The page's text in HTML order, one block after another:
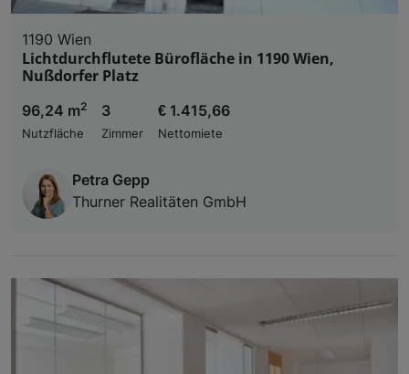
1190 Wien
Lichtdurchflutete Bürofläche in 1190 Wien,
Nußdorfer Platz
96,24 m2
Nutzfläche
3
Zimmer
€ 1.415,66
Nettomiete
Petra Gepp
Thurner Realitäten GmbH